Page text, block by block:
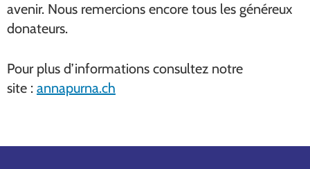
avenir. Nous remercions encore tous les généreux
donateurs.
Pour plus d’informations consultez notre
site : annapurna.ch